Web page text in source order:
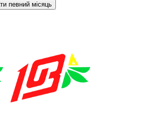
певний місяць